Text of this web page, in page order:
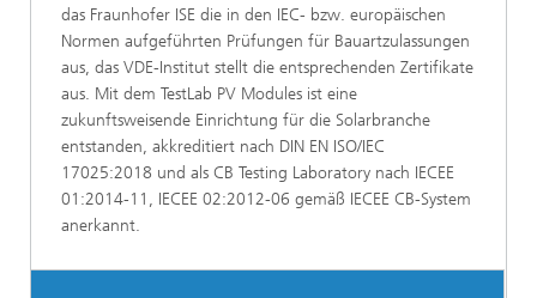
das Fraunhofer ISE die in den IEC- bzw. europäischen
Normen aufgeführten Prüfungen für Bauartzulassungen
aus, das VDE-Institut stellt die entsprechenden Zertifikate
aus. Mit dem TestLab PV Modules ist eine
zukunftsweisende Einrichtung für die Solarbranche
entstanden, akkreditiert nach DIN EN ISO/IEC
17025:2018 und als CB Testing Laboratory nach IECEE
01:2014-11, IECEE 02:2012-06 gemäß IECEE CB-System
anerkannt.